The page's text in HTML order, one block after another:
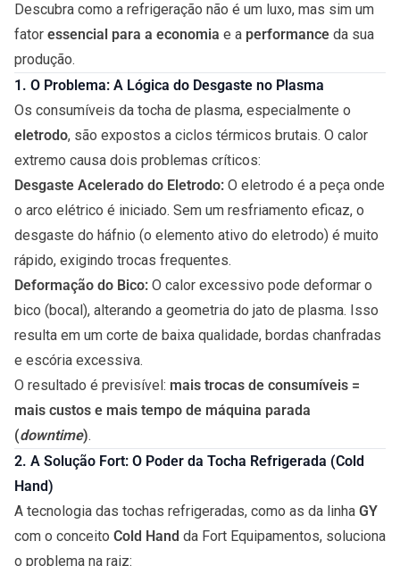
Descubra como a refrigeração não é um luxo, mas sim um
fator essencial para a economia e a performance da sua
produção.
1. O Problema: A Lógica do Desgaste no Plasma
Os consumíveis da tocha de plasma, especialmente o
eletrodo, são expostos a ciclos térmicos brutais. O calor
extremo causa dois problemas críticos:
Desgaste Acelerado do Eletrodo: O eletrodo é a peça onde
o arco elétrico é iniciado. Sem um resfriamento eficaz, o
desgaste do háfnio (o elemento ativo do eletrodo) é muito
rápido, exigindo trocas frequentes.
Deformação do Bico: O calor excessivo pode deformar o
bico (bocal), alterando a geometria do jato de plasma. Isso
resulta em um corte de baixa qualidade, bordas chanfradas
e escória excessiva.
O resultado é previsível: mais trocas de consumíveis =
mais custos e mais tempo de máquina parada
(downtime).
2. A Solução Fort: O Poder da Tocha Refrigerada (Cold
Hand)
A tecnologia das tochas refrigeradas, como as da linha GY
com o conceito Cold Hand da Fort Equipamentos, soluciona
o problema na raiz: